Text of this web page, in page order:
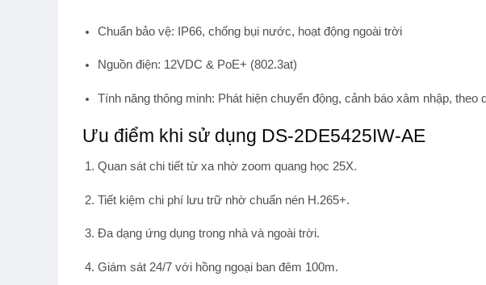
Chuẩn bảo vệ: IP66, chống bụi nước, hoạt động ngoài trời
Nguồn điện: 12VDC & PoE+ (802.3at)
Tính năng thông minh: Phát hiện chuyển động, cảnh báo xâm nhập, theo
Ưu điểm khi sử dụng DS-2DE5425IW-AE
Quan sát chi tiết từ xanhờ zoom quang học 25X.
Tiết kiệm chi phí lưu trữnhờ chuẩn nén H.265+.
Đa dạng ứng dụngtrong nhà và ngoài trời.
Giám sát 24/7với hồng ngoại ban đêm 100m.